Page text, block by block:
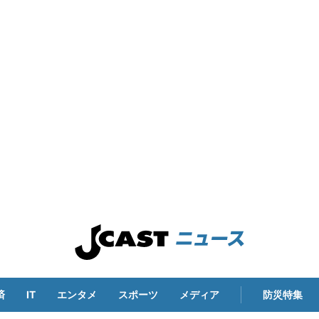
IT エンタメ スポーツ メディア 防災特集